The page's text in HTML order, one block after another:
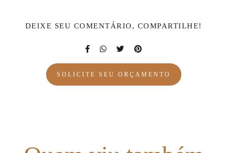
DEIXE SEU COMENTÁRIO, COMPARTILHE!
SOLICITE SEU ORÇAMENTO